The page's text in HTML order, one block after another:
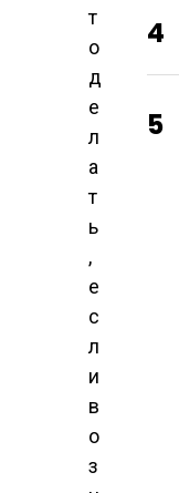
т
о
д
е
л
а
т
ь
,
е
с
л
и
в
о
з